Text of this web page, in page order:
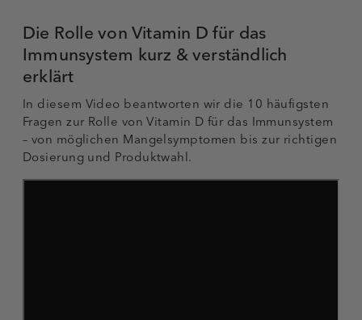
Die Rolle von Vitamin D für das
Immunsystem kurz & verständlich
erklärt
In diesem Video beantworten wir die 10 häufigsten
Fragen zur Rolle von Vitamin D für das Immunsystem
– von möglichen Mangelsymptomen bis zur richtigen
Dosierung und Produktwahl.